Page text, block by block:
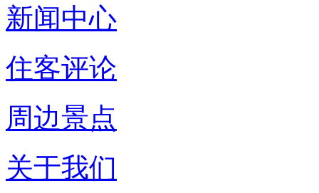
新闻中心
住客评论
周边景点
关于我们